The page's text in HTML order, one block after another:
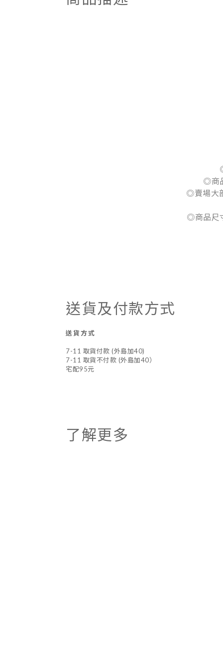
◎商
◎賣場大
◎商品尺
送貨及付款方式
送貨方式
7-11 取貨付款 (外島加40)
7-11 取貨不付款 (外島加40）
宅配95元
了解更多